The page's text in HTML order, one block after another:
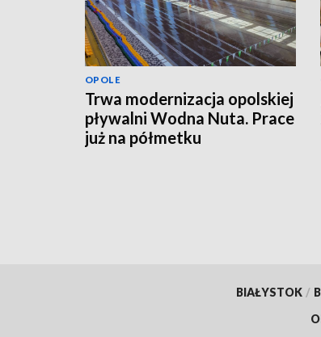
OPOLE
Trwa modernizacja opolskiej
pływalni Wodna Nuta. Prace
już na półmetku
BIAŁYSTOK /